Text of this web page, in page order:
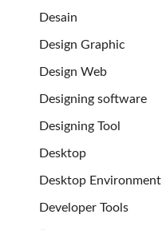
Desain
Design Graphic
Design Web
Designing software
Designing Tool
Desktop
Desktop Environment
Developer Tools